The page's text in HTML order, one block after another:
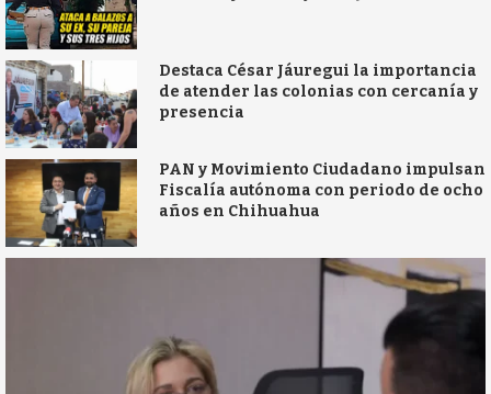
Destaca César Jáuregui la importancia
de atender las colonias con cercanía y
presencia
PAN y Movimiento Ciudadano impulsan
Fiscalía autónoma con periodo de ocho
años en Chihuahua